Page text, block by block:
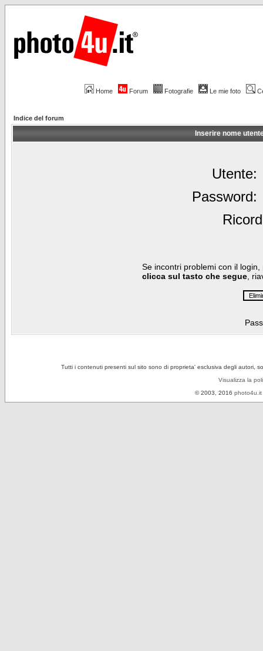
Home Forum Fotografie Le mie foto
Indice del forum
Inserire nome
Utente:
Password:
Se incontri problemi con il
clicca sul tasto che segue ,
Tutti i contenuti presenti sul sito sono di proprieta' esclusiva degli autori,
Visualizza la
© 2003, 2016 photo4u.it